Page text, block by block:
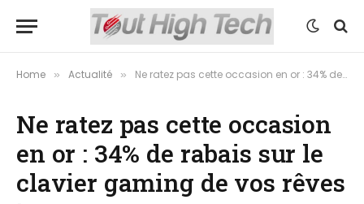
Home » Actualité » Ne ratez pas cette occasion en or : 34% de rabais sur le clavier gaming de vos rêves !
Ne ratez pas cette occasion
en or : 34% de rabais sur le
clavier gaming de vos rêves